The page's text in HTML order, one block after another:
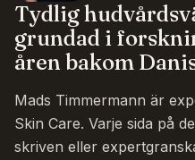
Tydlig
grundad i
åren bakom
Mads Timmermann är
Skin Care. Varje sida på
skriven eller